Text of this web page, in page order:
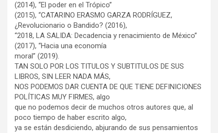
(2014), “El poder en el Trópico”
(2015), “CATARINO ERASMO GARZA RODRÍGUEZ,
¿Revolucionario o Bandido? (2016),
“2018, LA SALIDA: Decadencia y renacimiento de México”
(2017), “Hacia una economía
moral” (2019).
TAN SOLO POR LOS TITULOS Y SUBTITULOS DE SUS
LIBROS, SIN LEER NADA MÁS,
NOS PODEMOS DAR CUENTA DE QUE TIENE DEFINICIONES
POLÍTICAS MUY FIRMES, algo
que no podemos decir de muchos otros autores que, al
poco tiempo de haber escrito algo,
ya se están desdiciendo, abjurando de sus pensamientos